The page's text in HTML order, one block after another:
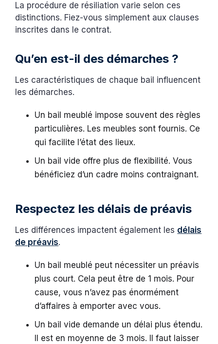
La procédure de résiliation varie selon ces
distinctions. Fiez-vous simplement aux clauses
inscrites dans le contrat.
Qu’en est-il des démarches ?
Les caractéristiques de chaque bail influencent
les démarches.
Un bail meublé impose souvent des règles
particulières. Les meubles sont fournis. Ce
qui facilite l’état des lieux.
Un bail vide offre plus de flexibilité. Vous
bénéficiez d’un cadre moins contraignant.
Respectez les délais de préavis
Les différences impactent également les délais
de préavis.
Un bail meublé peut nécessiter un préavis
plus court. Cela peut être de 1 mois. Pour
cause, vous n’avez pas énormément
d’affaires à emporter avec vous.
Un bail vide demande un délai plus étendu.
Il est en moyenne de 3 mois. Il faut laisser